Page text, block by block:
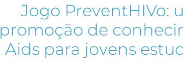
Jogo PreventHIVo:
promoção de
Aids para jovens